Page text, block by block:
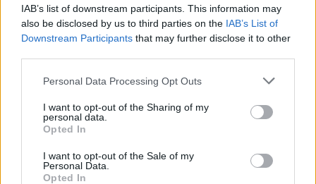
IAB’s list of downstream participants. This information may
also be disclosed by us to third parties on the IAB’s List of
Downstream Participants that may further disclose it to other
Personal Data Processing Opt Outs
I want to opt-out of the Sharing of my
personal data.
Opted In
I want to opt-out of the Sale of my
Personal Data.
Opted In
com liderança reforçada e ambição
estratégica